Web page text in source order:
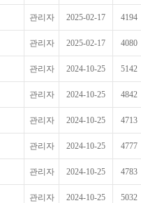
관리자 2025-02-17 4194
관리자 2025-02-17 4080
관리자 2024-10-25 5142
관리자 2024-10-25 4842
관리자 2024-10-25 4713
관리자 2024-10-25 4777
관리자 2024-10-25 4783
관리자 2024-10-25 5032